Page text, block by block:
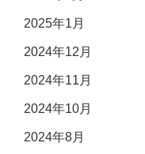
2025年1月
2024年12月
2024年11月
2024年10月
2024年8月